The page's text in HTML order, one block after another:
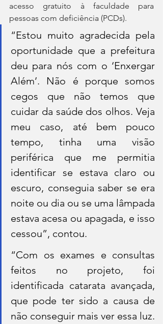
acesso gratuito à faculdade para
pessoas com deficiência (PCDs).
“Estou muito agradecida pela
oportunidade que a prefeitura
deu para nós com o ‘Enxergar
Além’. Não é porque somos
cegos que não temos que
cuidar da saúde dos olhos. Veja
meu caso, até bem pouco
tempo, tinha uma visão
periférica que me permitia
identificar se estava claro ou
escuro, conseguia saber se era
noite ou dia ou se uma lâmpada
estava acesa ou apagada, e isso
cessou”, contou.
“Com os exames e consultas
feitos no projeto, foi
identificada catarata avançada,
que pode ter sido a causa de
não conseguir mais ver essa luz.